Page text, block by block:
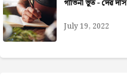
গাভিনী ভূত - দেৱ দাস
July 19, 2022